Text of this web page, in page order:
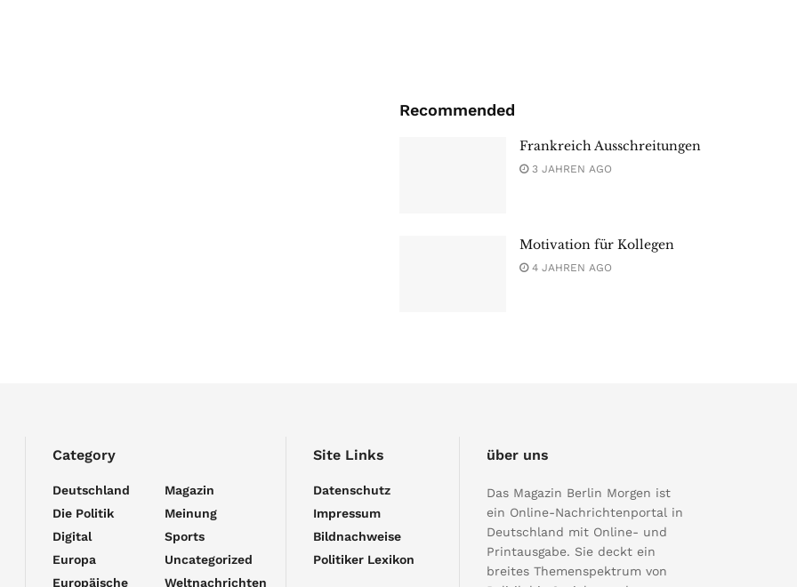
Recommended
Frankreich Ausschreitungen
3 JAHREN AGO
Motivation für Kollegen
4 JAHREN AGO
Category
Deutschland
Die Politik
Digital
Europa
Europäische
Magazin
Meinung
Sports
Uncategorized
Weltnachrichten
Site Links
Datenschutz
Impressum
Bildnachweise
Politiker Lexikon
über uns
Das Magazin Berlin Morgen ist
ein Online-Nachrichtenportal in
Deutschland mit Online- und
Printausgabe. Sie deckt ein
breites Themenspektrum von